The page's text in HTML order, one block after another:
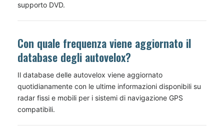
supporto DVD.
Con quale frequenza viene aggiornato il
database degli autovelox?
Il database delle autovelox viene aggiornato
quotidianamente con le ultime informazioni disponibili su
radar fissi e mobili per i sistemi di navigazione GPS
compatibili.